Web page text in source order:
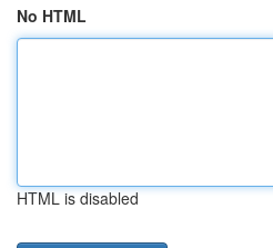
No HTML
HTML is disabled